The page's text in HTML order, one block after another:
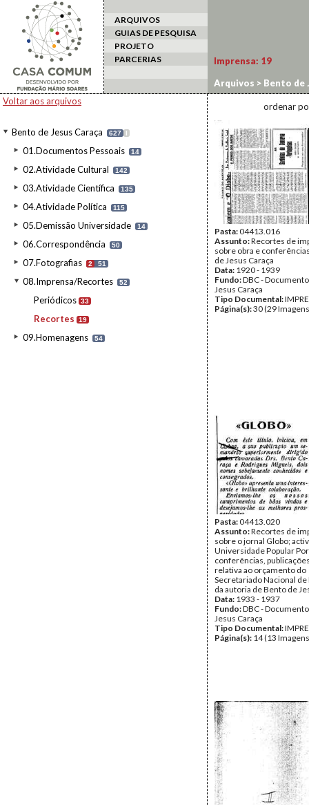
ARQUIVOS
GUIAS DE PESQUISA
PROJETO
PARCERIAS
Voltar aos arquivos
Bento de Jesus Caraça 627 I
01.Documentos Pessoais 14
02.Atividade Cultural 142
03.Atividade Científica 135
04.Atividade Política 115
05.Demissão Universidade 14
06.Correspondência 50
07.Fotografias 2 51
08.Imprensa/Recortes 52
Periódicos 33
Recortes 19
09.Homenagens 54
Imprensa: 19
Arquivos > Bento de
ordenar
Pasta:04413.016
Assunto:Recortes de
sobre obra e
de Jesus Caraça
Data: 1920 - 1939
Fundo:DBC -
Jesus Caraça
Tipo Documental:
Página(s):30 (29
Pasta:04413.020
Assunto:Recortes de
sobre o jornal Globo;
Universidade Popular
conferências,
relativa ao orçamento do
Secretariado Nacional
da autoria de Bento de
Data: 1933 - 1937
Fundo:DBC -
Jesus Caraça
Tipo Documental:
Página(s): 14 (13